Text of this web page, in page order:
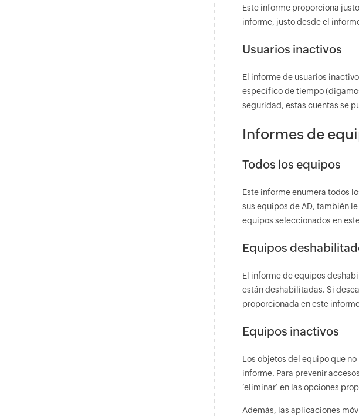
Este informe proporciona
informe, justo desde el
Usuarios inactivos
El informe de usuarios
específico de tiempo
seguridad, estas cuentas se
Informes de
Todos los equipos
Este informe enumera todos
sus equipos de AD, también
equipos seleccionados en
Equipos
El informe de equipos
están deshabilitadas. Si
proporcionada en este
Equipos inactivos
Los objetos del equipo que
informe. Para prevenir
‘eliminar’ en las opciones
Además, las aplicaciones